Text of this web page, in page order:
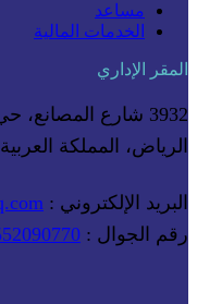
مساعد
الخدمات المالية
المقر الإداري
3932 شارع المصانع، حي الحمراء
الرياض، المملكة
البريد الإلكتروني :
رقم الجوال :